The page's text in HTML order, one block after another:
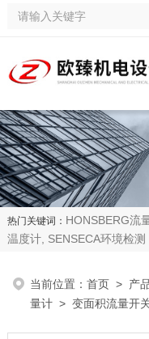
热门关键词： HONSBERG流
温度计, SENSECA环境检测
当前位置：首页 > 产
量计 >变面积流量开